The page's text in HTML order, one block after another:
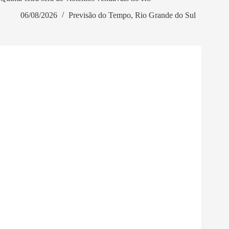
06/08/2026
Previsão do Tempo, Rio Grande do Sul